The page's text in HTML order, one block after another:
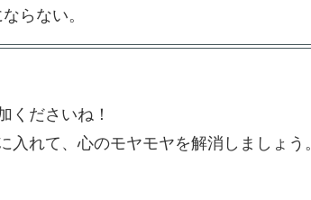
らない。
くださいね！
れて、心のモヤモヤを解消しましょう。